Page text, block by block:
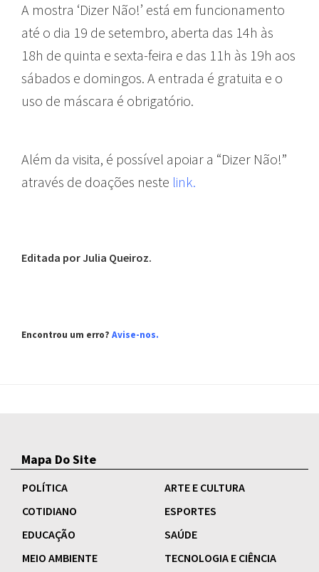
A mostra ‘Dizer Não!’ está em funcionamento
até o dia 19 de setembro, aberta das 14h às
18h de quinta e sexta-feira e das 11h às 19h aos
sábados e domingos. A entrada é gratuita e o
uso de máscara é obrigatório.
Além da visita, é possível apoiar a “Dizer Não!”
através de doações neste link.
Editada por Julia Queiroz.
Encontrou um erro? Avise-nos.
Mapa Do Site
POLÍTICA
ARTE E CULTURA
COTIDIANO
ESPORTES
EDUCAÇÃO
SAÚDE
MEIO AMBIENTE
TECNOLOGIA E CIÊNCIA